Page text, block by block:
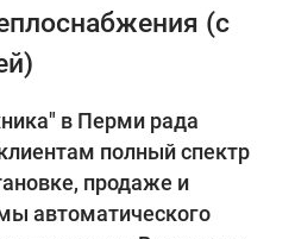
(с
в Перми рада
полный спектр
продаже и
автоматического